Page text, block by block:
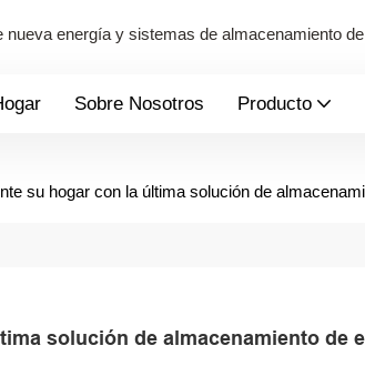
energía y sistemas de almacenamiento
Sobre Nosotros Producto
su hogar con la última solución de
solución de almacenamiento de